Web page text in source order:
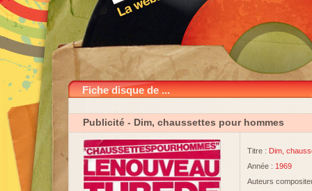
Fiche disque de ...
Publicité - Dim, chaussettes pour hommes
Titre : Dim,
Année : 1969
Auteurs